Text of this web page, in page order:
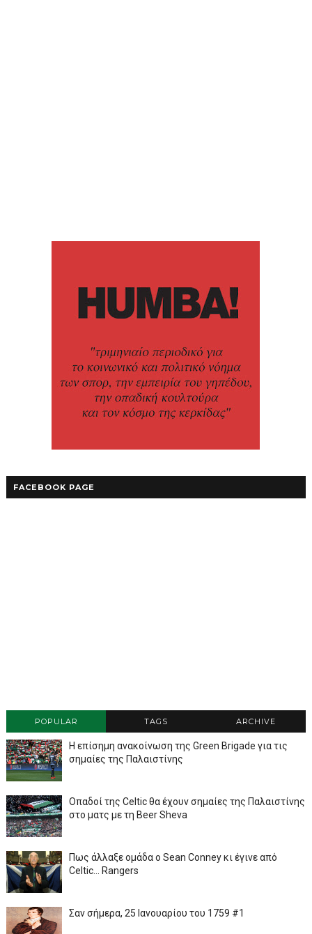
FACEBOOK PAGE
POPULAR TAGS ARCHIVE
Η επίσημη ανακοίνωση της Green Brigade για τις
σημαίες της Παλαιστίνης
Οπαδοί της Celtic θα έχουν σημαίες της Παλαιστίνης
στο ματς με τη Beer Sheva
Πως άλλαξε ομάδα ο Sean Conney κι έγινε από
Celtic... Rangers
Σαν σήμερα, 25 Ιανουαρίου του 1759 #1